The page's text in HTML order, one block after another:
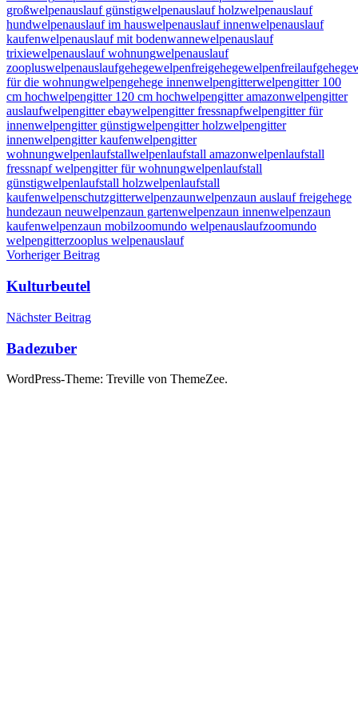
großwelpenauslauf günstigwelpenauslauf holzwelpenauslauf
hundwelpenauslauf im hauswelpenauslauf innenwelpenauslauf
kaufenwelpenauslauf mit bodenwannewelpenauslauf
trixiewelpenauslauf wohnungwelpenauslauf
zoopluswelpenauslaufgehegewelpenfreigehegewelpenfreilaufgehege
für die wohnungwelpengehege innenwelpengitterwelpengitter 100
cm hochwelpengitter 120 cm hochwelpengitter amazonwelpengitter
auslaufwelpengitter ebaywelpengitter fressnapfwelpengitter für
innenwelpengitter günstigwelpengitter holzwelpengitter
innenwelpengitter kaufenwelpengitter
wohnungwelpenlaufstallwelpenlaufstall amazonwelpenlaufstall
fressnapf welpengitter für wohnungwelpenlaufstall
günstigwelpenlaufstall holzwelpenlaufstall
kaufenwelpenschutzgitterwelpenzaunwelpenzaun auslauf freigehege
hundezaun neuwelpenzaun gartenwelpenzaun innenwelpenzaun
kaufenwelpenzaun mobilzoomundo welpenauslaufzoomundo
welpengitterzooplus welpenauslauf
Beitragsnavigation
Vorheriger Beitrag
Kulturbeutel
Nächster Beitrag
Badezuber
WordPress-Theme: Treville von ThemeZee.